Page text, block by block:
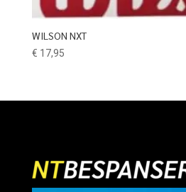
WILSON NXT
€ 17,95